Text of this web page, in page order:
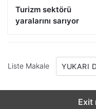
Turizm sektörü
yaralarını sarıyor
Liste Makale YUKARI
Exit